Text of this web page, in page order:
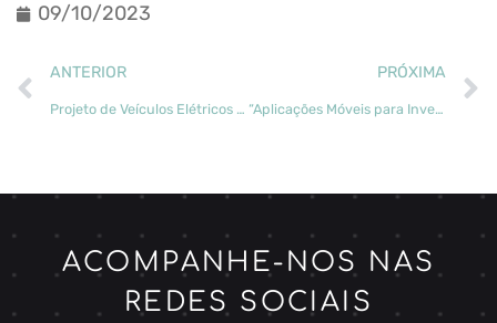
09/10/2023
ANTERIOR
Projeto de Veículos Elétricos apresentado no Dia da Base Aberta
PRÓXIMA
“Aplicações Móveis para Inventário Florestal” abriu a primeira ação de capacitação do Forest Knowledge Academy
ACOMPANHE-NOS NAS
REDES SOCIAIS